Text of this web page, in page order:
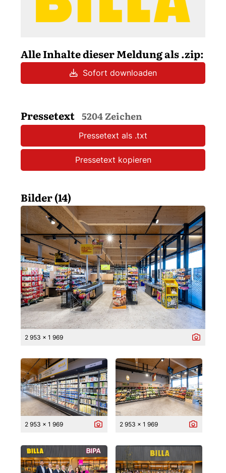
Alle Inhalte dieser Meldung als .zip:
Sofort downloaden
Pressetext 5204 Zeichen
Pressetext als .txt
Pressetext kopieren
Bilder (14)
2 953 x 1 969
2 953 x 1 969 2 953 x 1 969